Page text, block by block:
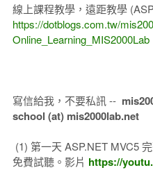
線上課程教學，遠距教學
https://dotblogs.com.tw/
Online_Learning_MIS2000Lab
寫信給我，不要私訊 --
school (at) mis2000lab.net
(1) 第一天 ASP.NET MVC5
免費試聽。影片 https://